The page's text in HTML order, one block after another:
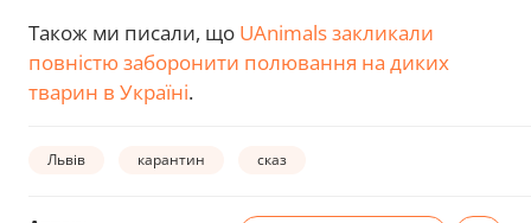
Також ми писали, що UAnimals закликали
повністю заборонити полювання на диких
тварин в Україні.
Львів карантин сказ